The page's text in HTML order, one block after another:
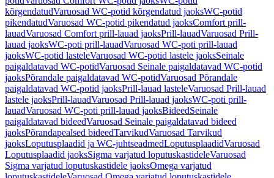
kõrgendatudVaruosad WC-potid kõrgendatud jaoksWC-potid
pikendatudVaruosad WC-potid pikendatud jaoksComfort prill-
lauadVaruosad Comfort prill-lauad jaoksPrill-lauadVaruosad Prill-
lauad jaoksWC-poti prill-lauadVaruosad WC-poti prill-lauad
jaoksWC-potid lasteleVaruosad WC-potid lastele jaoksSeinale
paigaldatavad WC-potidVaruosad Seinale paigaldatavad WC-potid
jaoksPõrandale paigaldatavad WC-potidVaruosad Põrandale
paigaldatavad WC-potid jaoksPrill-lauad lasteleVaruosad Prill-lauad
lastele jaoksPrill-lauadVaruosad Prill-lauad jaoksWC-poti prill-
lauadVaruosad WC-poti prill-lauad jaoksBideedSeinale
paigaldatavad bideedVaruosad Seinale paigaldatavad bideed
jaoksPõrandapealsed bideedTarvikudVaruosad Tarvikud
jaoksLoputusplaadid ja WC-juhtseadmedLoputusplaadidVaruosad
Loputusplaadid jaoksSigma varjatud loputuskastideleVaruosad
Sigma varjatud loputuskastidele jaoksOmega varjatud